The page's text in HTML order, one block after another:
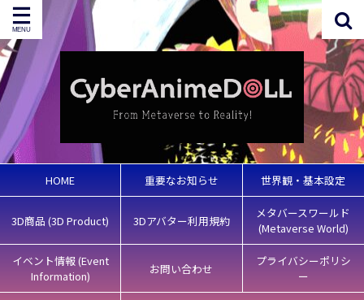
HOME 重要なお知らせ 世界観・基本設定
3D商品 (3D Product) 3Dアバター利用規約
メタバースワールド
(Metaverse World)
イベント情報 (Event
Information)
お問い合わせ
プライバシーポリシ
ー